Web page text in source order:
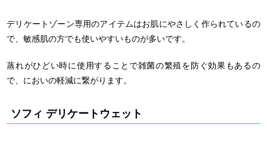
デリケートゾーン専用のアイテムはお肌にやさしく作られているの
で、敏感肌の方でも使いやすいものが多いです。
蒸れがひどい時に使用することで雑菌の繁殖を防ぐ効果もあるの
で、においの軽減に繋がります。
ソフィ デリケートウェット